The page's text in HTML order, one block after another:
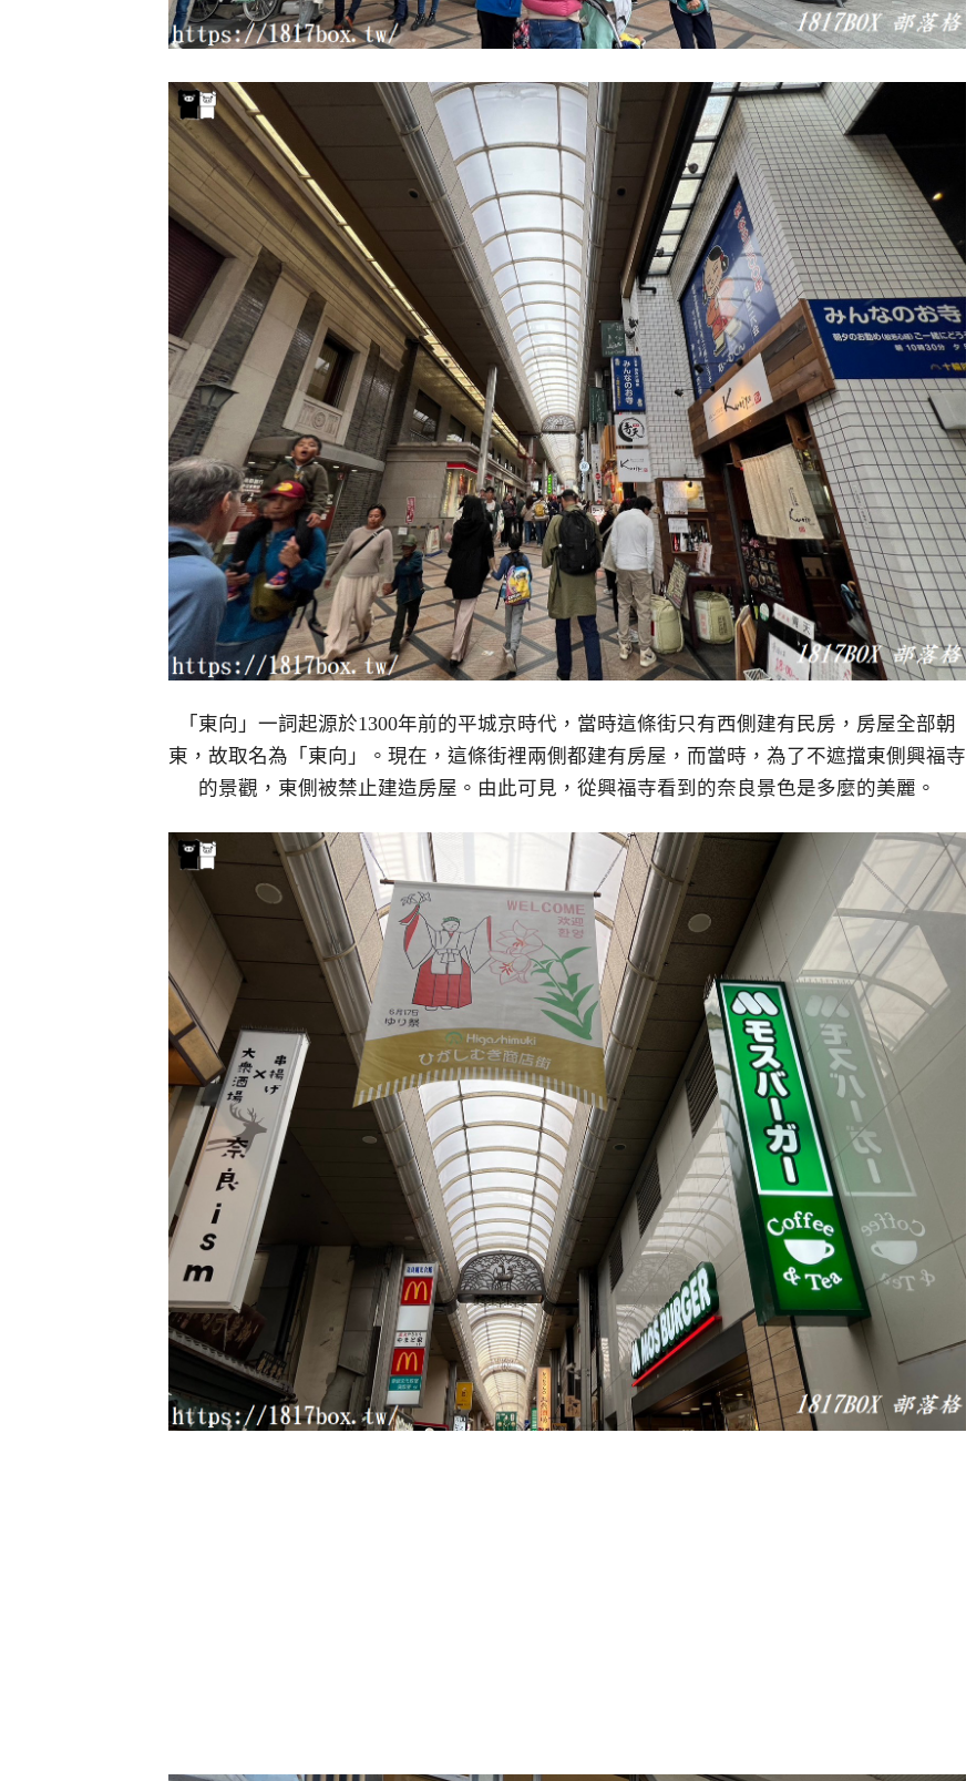
「東向」一詞起源於1300年前的平城京時代，當時這條街只有西側建有民房，房屋全部朝
東，故取名為「東向」。現在，這條街裡兩側都建有房屋，而當時，為了不遮擋東側興福寺
的景觀，東側被禁止建造房屋。由此可見，從興福寺看到的奈良景色是多麼的美麗。